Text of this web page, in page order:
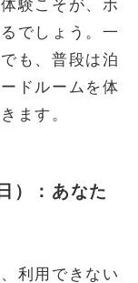
験こそが、ホ
でしょう。一
も、普段は泊
ドルームを体
ます。
）：あなた
利用できない